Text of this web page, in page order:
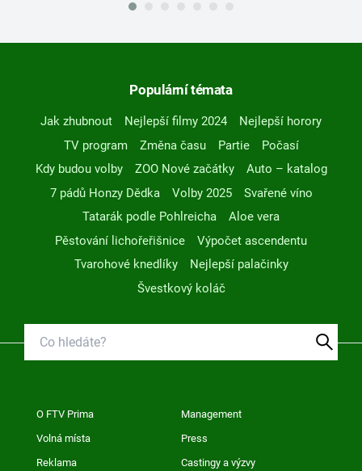
Populární témata
Jak zhubnout Nejlepší filmy 2024
Nejlepší horory
TV program
Změna času Partie
Počasí
Kdy budou volby
ZOO Nové začátky
Auto – katalog
7 pádů Honzy Dědka
Volby 2025
Svařené víno
Tatarák podle Pohlreicha
Aloe vera
Pěstování lichořeřišnice
Výpočet ascendentu
Tvarohové knedlíky
Nejlepší palačinky
Švestkový koláč
O FTV Prima Management
Volná místa Press
Reklama Castingy a výzvy